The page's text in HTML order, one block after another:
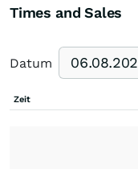
Times and Sales
Datum
Zeit